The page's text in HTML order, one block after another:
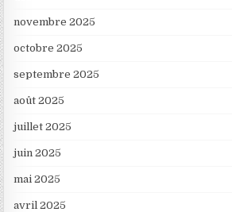
novembre 2025
octobre 2025
septembre 2025
août 2025
juillet 2025
juin 2025
mai 2025
avril 2025